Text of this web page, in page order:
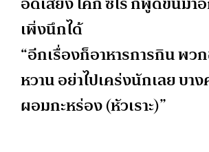
เพิ่งนึกได้
“อีกเรื่องก็อาหารการกิน พว
หวาน อย่าไปเคร่งนักเลย บา
ผอมกะหร่อง (หัวเราะ)”